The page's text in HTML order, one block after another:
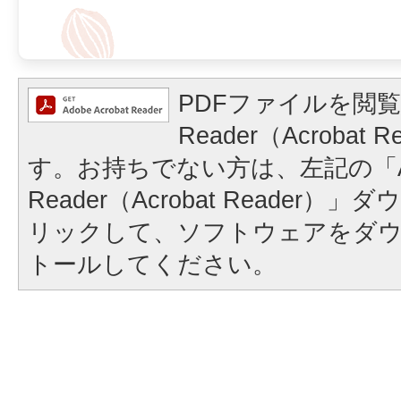
PDFファイルを閲
Reader（Acrobat
す。お持ちでない方は、左記の
Reader（Acrobat Reader）」ダ
リックして、ソフトウェアをダ
トールしてください。